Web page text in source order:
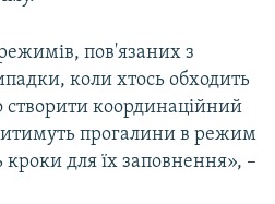
пов'язаних з
коли хтось обходить
створити координаційний
прогалини в режим
для їх заповнення», –